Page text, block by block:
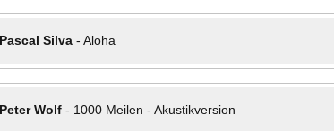
Pascal Silva- Aloha
Peter Wolf- 1000 Meilen - Akustikversion